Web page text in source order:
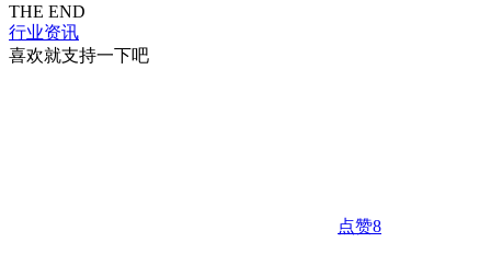
THE END
行业资讯
喜欢就支持一下吧
点赞8